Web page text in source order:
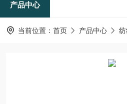
产品中心
当前位置： 首页 产品中心